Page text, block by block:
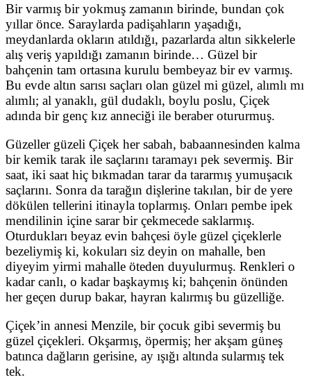
Bir varmış bir yokmuş zamanın birinde, bundan çok
yıllar önce. Saraylarda padişahların yaşadığı,
meydanlarda okların atıldığı, pazarlarda altın sikkelerle
alış veriş yapıldığı zamanın birinde… Güzel bir
bahçenin tam ortasına kurulu bembeyaz bir ev varmış.
Bu evde altın sarısı saçları olan güzel mi güzel, alımlı mı
alımlı; al yanaklı, gül dudaklı, boylu poslu, Çiçek
adında bir genç kız anneciği ile beraber otururmuş.
Güzeller güzeli Çiçek her sabah, babaannesinden kalma
bir kemik tarak ile saçlarını taramayı pek severmiş. Bir
saat, iki saat hiç bıkmadan tarar da tararmış yumuşacık
saçlarını. Sonra da tarağın dişlerine takılan, bir de yere
dökülen tellerini itinayla toplarmış. Onları pembe ipek
mendilinin içine sarar bir çekmecede saklarmış.
Oturdukları beyaz evin bahçesi öyle güzel çiçeklerle
bezeliymiş ki, kokuları siz deyin on mahalle, ben
diyeyim yirmi mahalle öteden duyulurmuş. Renkleri o
kadar canlı, o kadar başkaymış ki; bahçenin önünden
her geçen durup bakar, hayran kalırmış bu güzelliğe.
Çiçek’in annesi Menzile, bir çocuk gibi severmiş bu
güzel çiçekleri. Okşarmış, öpermiş; her akşam güneş
batınca dağların gerisine, ay ışığı altında sularmış tek
tek.